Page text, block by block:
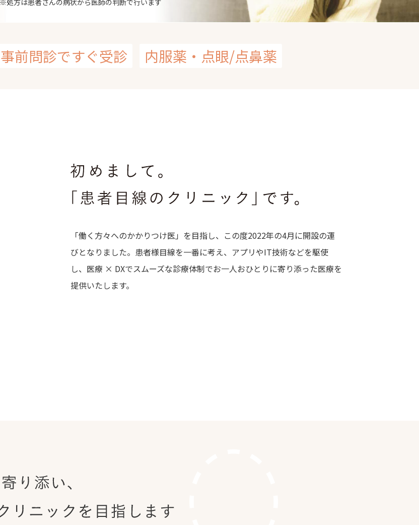
※処方は患者さんの病状から医師の判断で行います
事前問診ですぐ受診 内服薬・点眼/点鼻薬
「働く方々へのかかりつけ医」を目指し、この度2022年の4月に開設の運
びとなりました。患者様目線を一番に考え、アプリやIT技術などを駆使
し、医療 × DXでスムーズな診療体制でお一人おひとりに寄り添った医療を
提供いたします。